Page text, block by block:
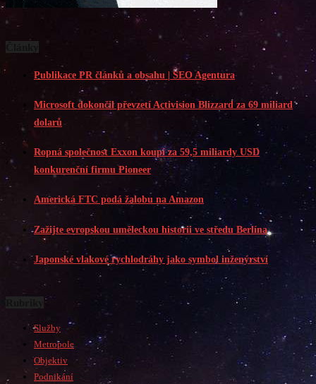
Publikace PR článků a obsahu | SEO Agentura
Microsoft dokončil převzetí Activision Blizzard za 69 miliard
dolarů
Ropná společnost Exxon koupí za 59,5 miliardy USD
konkurenční firmu Pioneer
Americká FTC podá žalobu na Amazon
Zažijte evropskou uměleckou historii ve středu Berlína
Japonské vlakové rychlodráhy jako symbol inženýrství
Služby
Metropole
Objektiv
Podnikání